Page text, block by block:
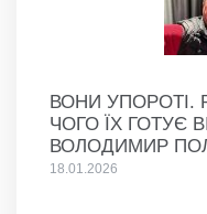
ВОНИ УПОРОТІ.
ЧОГО ЇХ ГОТУЄ
ВОЛОДИМИР
18.01.2026